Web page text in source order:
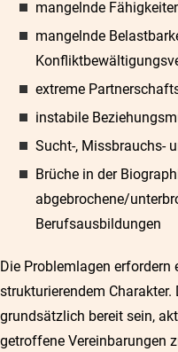
mangelnde
mangelnde
extreme
instabile
Sucht-, Missbrauchs-
Brüche in der
abgebrochene/
Berufsausbildungen
Die Problemlagen
strukturierendem
grundsätzlich bereit sein,
getroffene Vereinbarungen